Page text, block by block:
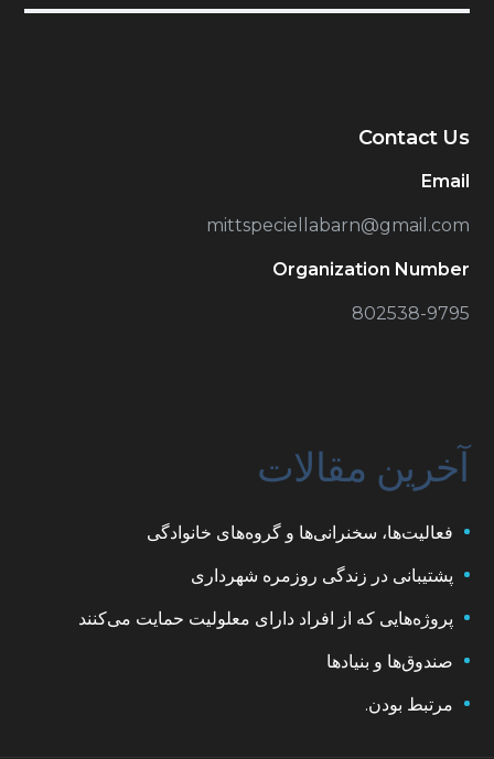
Contact Us
Email
mittspeciellabarn@gmail.com
Organization Number
802538-9795
آخرین مقالات
فعالیت‌ها، سخنرانی‌ها و گروه‌های خانوادگی
پشتیبانی در زندگی روزمره شهرداری
پروژه‌هایی که از افراد دارای معلولیت حمایت می‌کنند
صندوق‌ها و بنیادها
مرتبط بودن.